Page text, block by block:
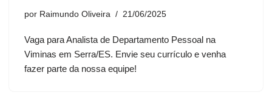
por Raimundo Oliveira 21/06/2025
Vaga para Analista de Departamento Pessoal na
Viminas em Serra/ES. Envie seu currículo e venha
fazer parte da nossa equipe!